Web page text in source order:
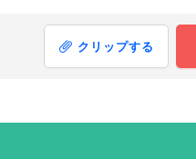
クリップする